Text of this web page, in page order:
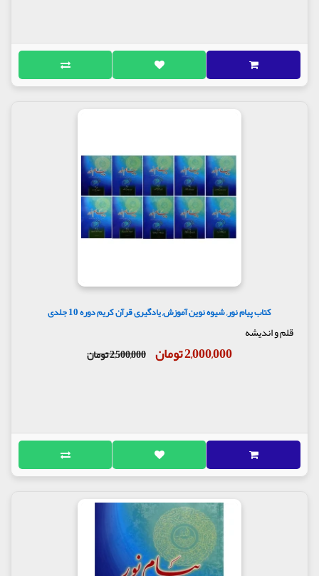
کتاب پیام نور, شیوه نوین آموزش, یادگیری قرآن کریم دوره 10 جلدی
قلم و اندیشه
2,000,000 تومان 2,500,000 تومان